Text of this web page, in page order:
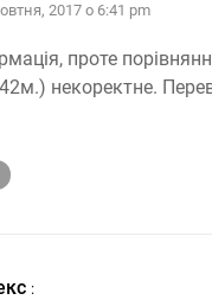
2017 о 6:41 pm
проте
некоректне.
: